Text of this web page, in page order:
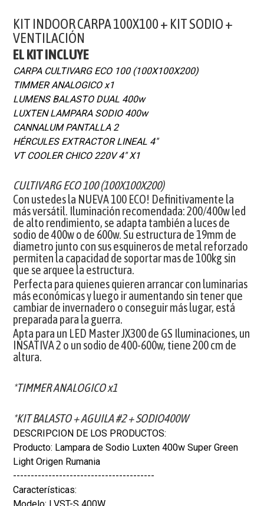
KIT INDOOR CARPA 100X100 + KIT SODIO +
VENTILACIÓN
EL KIT INCLUYE
CARPA CULTIVARG ECO 100 (100X100X200)
TIMMER ANALOGICO x1
LUMENS BALASTO DUAL 400w
LUXTEN LAMPARA SODIO 400w
CANNALUM PANTALLA 2
HÉRCULES EXTRACTOR LINEAL 4"
VT COOLER CHICO 220V 4" X1
CULTIVARG ECO 100 (100X100X200)
Con ustedes la NUEVA 100 ECO! Definitivamente la
más versátil. Iluminación recomendada: 200/400w led
de alto rendimiento, se adapta también a luces de
sodio de 400w o de 600w. Su estructura de 19mm de
diametro junto con sus esquineros de metal reforzado
permiten la capacidad de soportar mas de 100kg sin
que se arquee la estructura.
Perfecta para quienes quieren arrancar con luminarias
más económicas y luego ir aumentando sin tener que
cambiar de invernadero o conseguir más lugar, está
preparada para la guerra.
Apta para un LED Master JX300 de GS Iluminaciones, un
INSATIVA 2 o un sodio de 400-600w, tiene 200 cm de
altura.
*TIMMER ANALOGICO x1
*KIT BALASTO + AGUILA #2 + SODIO400W
DESCRIPCION DE LOS PRODUCTOS:
Producto: Lampara de Sodio Luxten 400w Super Green
Light Origen Rumania
----------------------------------------
Características: